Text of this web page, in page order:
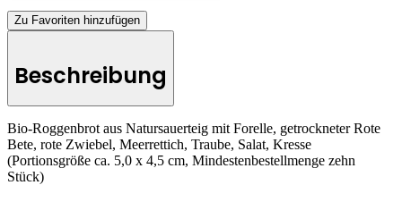
Zu Favoriten hinzufügen
Beschreibung
Bio-Roggenbrot aus Natursauerteig mit Forelle, getrockneter Rote
Bete, rote Zwiebel, Meerrettich, Traube, Salat, Kresse
(Portionsgröße ca. 5,0 x 4,5 cm, Mindestenbestellmenge zehn
Stück)